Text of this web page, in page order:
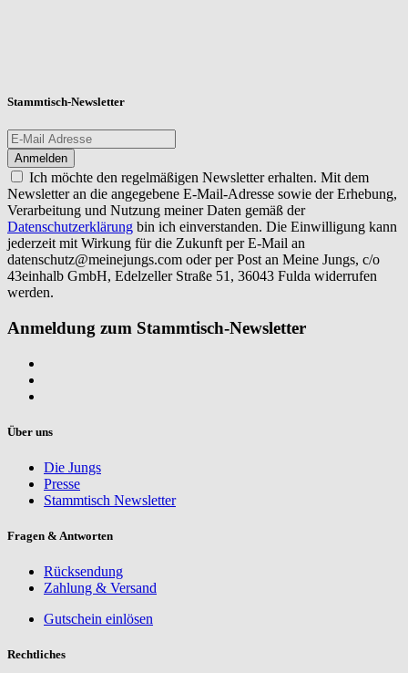
Stammtisch-Newsletter
Ich möchte den regelmäßigen Newsletter erhalten. Mit dem
Newsletter an die angegebene E-Mail-Adresse sowie der Erhebung,
Verarbeitung und Nutzung meiner Daten gemäß der
Datenschutzerklärung bin ich einverstanden. Die Einwilligung kann
jederzeit mit Wirkung für die Zukunft per E-Mail an
datenschutz@meinejungs.com oder per Post an Meine Jungs, c/o
43einhalb GmbH, Edelzeller Straße 51, 36043 Fulda widerrufen
werden.
Anmeldung zum Stammtisch-Newsletter
Über uns
Die Jungs
Presse
Stammtisch Newsletter
Fragen & Antworten
Rücksendung
Zahlung & Versand
Gutschein einlösen
Rechtliches